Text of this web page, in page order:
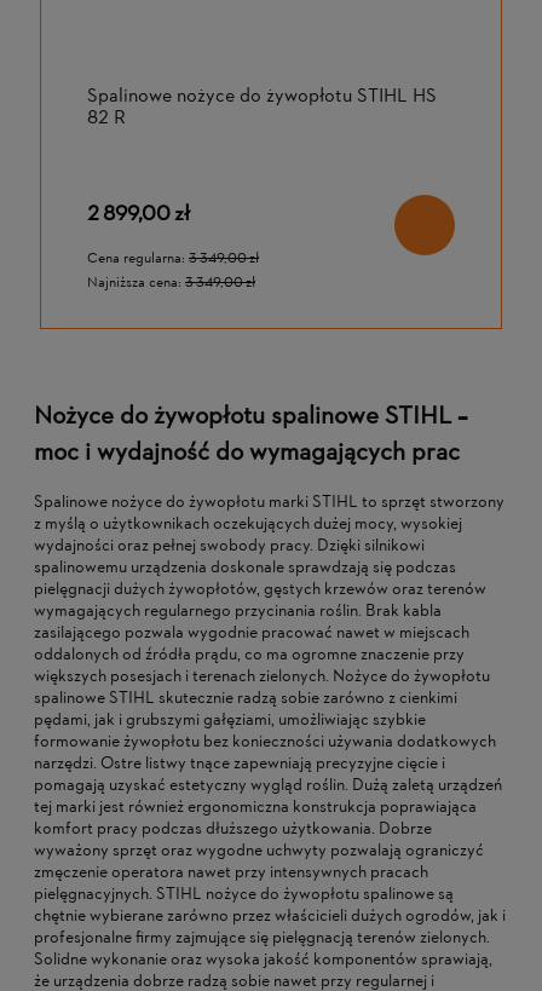
Spalinowe nożyce do żywopłotu STIHL HS
82 R
2 899,00 zł
Cena regularna: 3 349,00 zł
Najniższa cena: 3 349,00 zł
Nożyce do żywopłotu spalinowe STIHL –
moc i wydajność do wymagających prac
Spalinowe nożyce do żywopłotu marki STIHL to sprzęt stworzony
z myślą o użytkownikach oczekujących dużej mocy, wysokiej
wydajności oraz pełnej swobody pracy. Dzięki silnikowi
spalinowemu urządzenia doskonale sprawdzają się podczas
pielęgnacji dużych żywopłotów, gęstych krzewów oraz terenów
wymagających regularnego przycinania roślin. Brak kabla
zasilającego pozwala wygodnie pracować nawet w miejscach
oddalonych od źródła prądu, co ma ogromne znaczenie przy
większych posesjach i terenach zielonych. Nożyce do żywopłotu
spalinowe STIHL skutecznie radzą sobie zarówno z cienkimi
pędami, jak i grubszymi gałęziami, umożliwiając szybkie
formowanie żywopłotu bez konieczności używania dodatkowych
narzędzi. Ostre listwy tnące zapewniają precyzyjne cięcie i
pomagają uzyskać estetyczny wygląd roślin. Dużą zaletą urządzeń
tej marki jest również ergonomiczna konstrukcja poprawiająca
komfort pracy podczas dłuższego użytkowania. Dobrze
wyważony sprzęt oraz wygodne uchwyty pozwalają ograniczyć
zmęczenie operatora nawet przy intensywnych pracach
pielęgnacyjnych. STIHL nożyce do żywopłotu spalinowe są
chętnie wybierane zarówno przez właścicieli dużych ogrodów, jak i
profesjonalne firmy zajmujące się pielęgnacją terenów zielonych.
Solidne wykonanie oraz wysoka jakość komponentów sprawiają,
że urządzenia dobrze radzą sobie nawet przy regularnej i